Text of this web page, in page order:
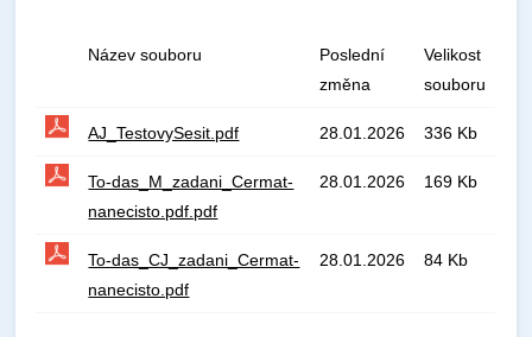
Název souboru
Poslední
změna
Velikost
souboru
AJ_TestovySesit.pdf 28.01.2026 336 Kb
To-das_M_zadani_Cermat-
nanecisto.pdf.pdf
28.01.2026 169 Kb
To-das_CJ_zadani_Cermat-
nanecisto.pdf
28.01.2026 84 Kb